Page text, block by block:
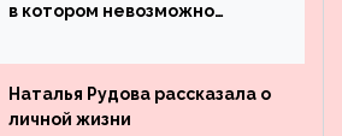
в котором невозможно
Наталья Рудова рассказала о
личной жизни